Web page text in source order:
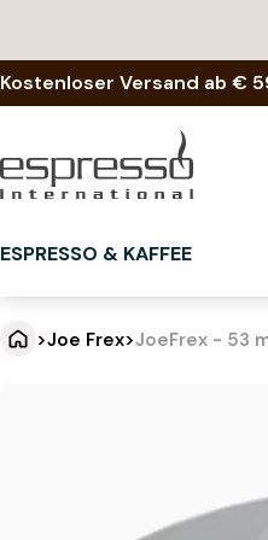
springen
Kostenloser Versand ab €
ESPRESSO & KAFFEE
>Joe Frex>JoeFrex - 53